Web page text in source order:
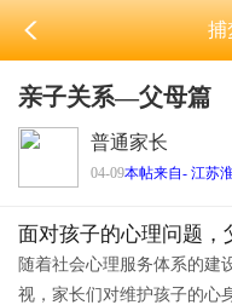
亲子关系—父母篇
普通家长
04-09本帖来自- 江苏
面对孩子的心理问题，
随着社会心理服务体系的建
视，家长们对维护孩子的心